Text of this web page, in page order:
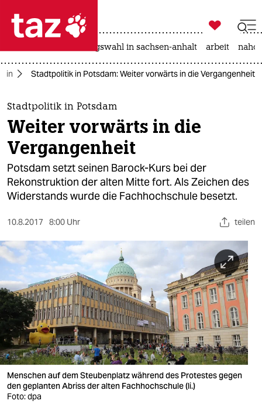
 taz zahl ich
taz zahl ich
themen
politik
öko
gesellschaft
sport
berlin
nord
wahrheit
verlag
verlag
veranstaltungen

taz zahl ich
landtagswahl in sachsen-anhalt arbeit
Stadtpolitik in Potsdam: Weiter vorwärts in die Vergangenheit
Stadtpolitik in Potsdam
Weiter vorwärts in die
Vergangenheit
Potsdam setzt seinen Barock-Kurs bei der
Rekonstruktion der alten Mitte fort. Als Zeichen des
Widerstands wurde die Fachhochschule besetzt.
10.8.2017 8:00 Uhr teilen
Menschen auf dem Steubenplatz während des Protestes gegen
den geplanten Abriss der alten Fachhochschule (li.)
Foto: dpa